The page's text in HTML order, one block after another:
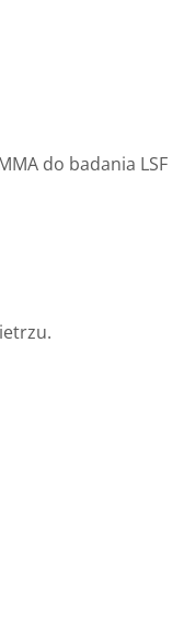
do badania LSF